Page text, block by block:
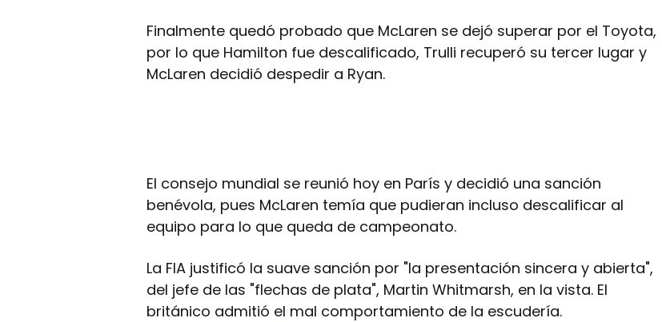
Finalmente quedó probado que McLaren se dejó superar por el Toyota,
por lo que Hamilton fue descalificado, Trulli recuperó su tercer lugar y
McLaren decidió despedir a Ryan.
El consejo mundial se reunió hoy en París y decidió una sanción
benévola, pues McLaren temía que pudieran incluso descalificar al
equipo para lo que queda de campeonato.
La FIA justificó la suave sanción por "la presentación sincera y abierta",
del jefe de las "flechas de plata", Martin Whitmarsh, en la vista. El
británico admitió el mal comportamiento de la escudería.